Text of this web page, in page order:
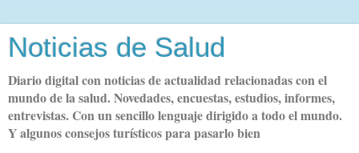
Noticias de Salud
Diario digital con noticias de actualidad relacionadas con el
mundo de la salud. Novedades, encuestas, estudios, informes,
entrevistas. Con un sencillo lenguaje dirigido a todo el mundo.
Y algunos consejos turísticos para pasarlo bien